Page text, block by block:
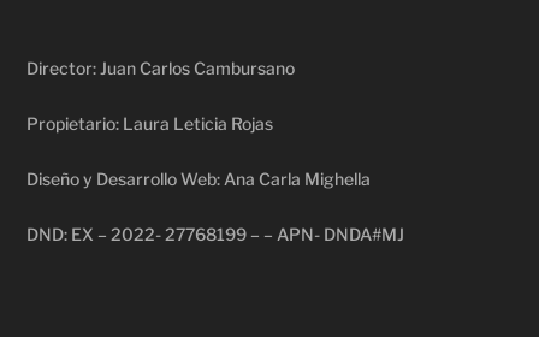
Director: Juan Carlos Cambursano
Propietario: Laura Leticia Rojas
Diseño y Desarrollo Web: Ana Carla Mighella
DND: EX – 2022- 27768199 – – APN- DNDA#MJ